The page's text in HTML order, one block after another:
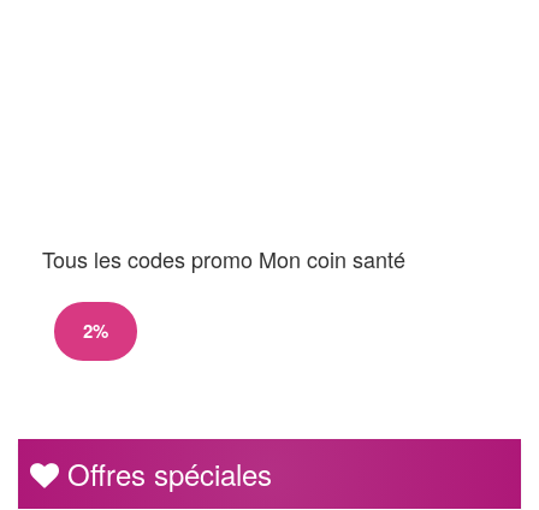
Tous les codes promo Mon coin santé
2%
Offres spéciales